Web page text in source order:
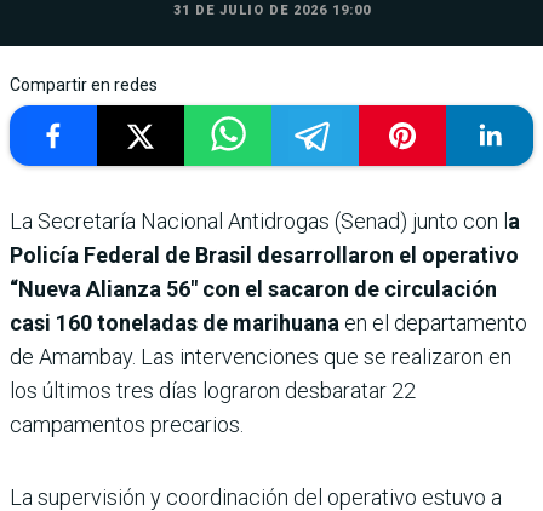
31 DE JULIO DE 2026 19:00
Compartir en redes
La Secretaría Nacional Antidrogas (Senad) junto con la
Policía Federal de Brasil desarrollaron el operativo
“Nueva Alianza 56″ con el sacaron de circulación
casi 160 toneladas de marihuana en el departamento
de Amambay. Las intervenciones que se realizaron en
los últimos tres días lograron desbaratar 22
campamentos precarios.
La supervisión y coordinación del operativo estuvo a